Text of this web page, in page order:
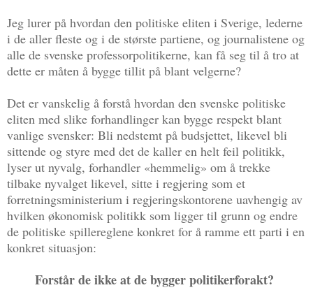
Jeg lurer på hvordan den politiske eliten i Sverige, lederne
i de aller fleste og i de største partiene, og journalistene og
alle de svenske professorpolitikerne, kan få seg til å tro at
dette er måten å bygge tillit på blant velgerne?
Det er vanskelig å forstå hvordan den svenske politiske
eliten med slike forhandlinger kan bygge respekt blant
vanlige svensker: Bli nedstemt på budsjettet, likevel bli
sittende og styre med det de kaller en helt feil politikk,
lyser ut nyvalg, forhandler «hemmelig» om å trekke
tilbake nyvalget likevel, sitte i regjering som et
forretningsministerium i regjeringskontorene uavhengig av
hvilken økonomisk politikk som ligger til grunn og endre
de politiske spillereglene konkret for å ramme ett parti i en
konkret situasjon:
Forstår de ikke at de bygger politikerforakt?